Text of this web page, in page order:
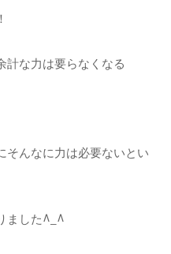
計な力は要らなくなる
そんなに力は必要ないとい
ました^_^